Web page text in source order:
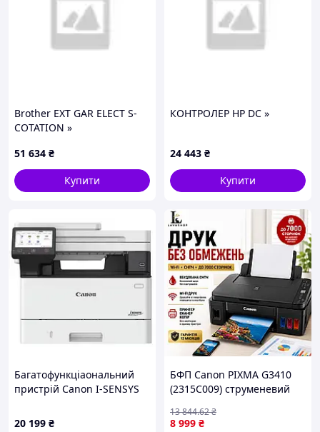
Brother EXT GAR ELECT S-
COTATION »
51 634 ₴
Купити
КОНТРОЛЕР HP DC »
24 443 ₴
Купити
Багатофункціаональний
пристрій Canon I-SENSYS
20 199 ₴
БФП Canon PIXMA G3410
(2315C009) струменевий
сканер копір із СНПЧ Wi-Fi
8 999 ₴
13 844.62₴